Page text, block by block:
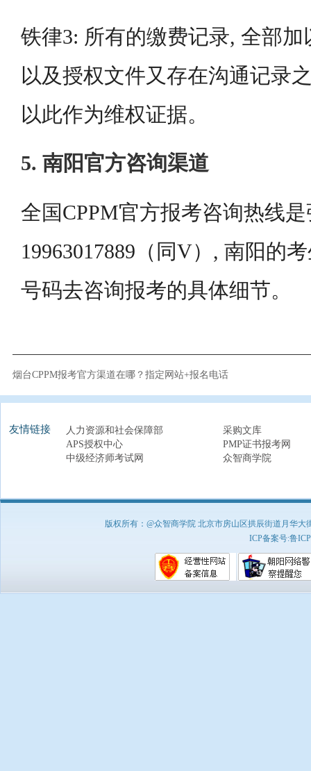
铁律3: 所有的缴费记录, 全部
以及授权文件又存在沟通记录
以此作为维权证据。
5. 南阳官方咨询渠道
全国CPPM官方报考咨询热线
19963017889（同V）, 南阳的
号码去咨询报考的具体细节。
烟台CPPM报考官方渠道在哪？指定网站+报名电话
友情链接 人力资源和社会保障部
采购文库
APS授权中心
PMP证书报考网
中级经济师考试网
众智商学院
版权所有：@众智商学院 北京市房山区拱辰街道月华
ICP备案号:鲁